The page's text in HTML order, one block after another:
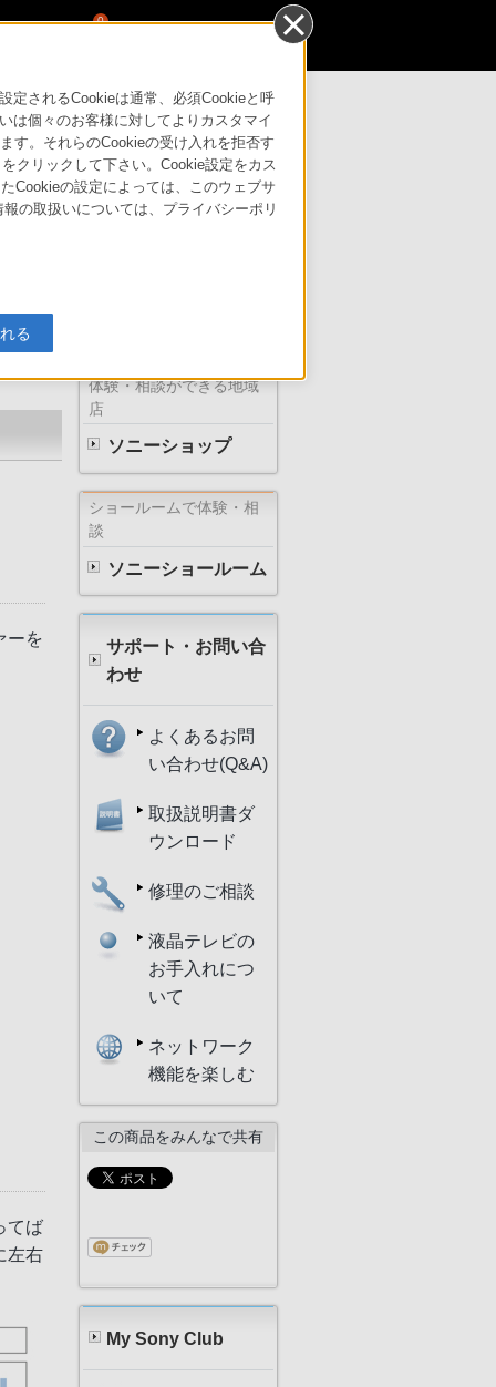
0
ちら サポート・お問い合わせ
ーを
てば
左右
体験・相談ができる地域
店
ソニーショップ
ショールームで体験・相
談
ソニーショールーム
サポート・お問い合
わせ
よくあるお問
い合わせ(Q&A)
取扱説明書ダ
ウンロード
修理のご相談
液晶テレビの
お手入れにつ
いて
ネットワーク
機能を楽しむ
この商品をみんなで共有
My Sony Club
定されるCookieは通常、必須Cookieと呼
は個々のお客様に対してよりカスタマイ
す。それらのCookieの受け入れを拒否す
クリックして下さい。Cookie設定をカス
Cookieの設定によっては、このウェブサ
の取扱いについては、プライバシーポリ
る